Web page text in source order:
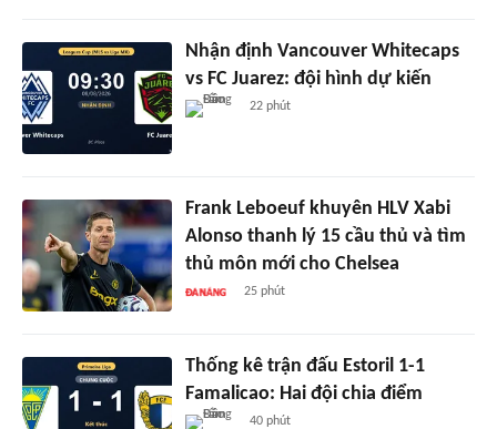
Nhận định Vancouver Whitecaps
vs FC Juarez: đội hình dự kiến
22 phút
Frank Leboeuf khuyên HLV Xabi
Alonso thanh lý 15 cầu thủ và tìm
thủ môn mới cho Chelsea
25 phút
Thống kê trận đấu Estoril 1-1
Famalicao: Hai đội chia điểm
40 phút